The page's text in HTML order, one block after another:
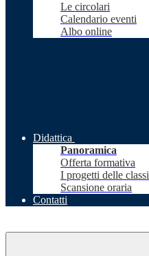
Le circolari
Calendario eventi
Albo online
Didattica
Panoramica
Offerta formativa
I progetti delle classi
Scansione oraria
Contatti